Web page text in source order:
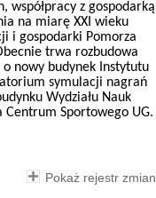
współpracy z gospodarką
na miarę XXI wieku
i gospodarki Pomorza
trwa rozbudowa
nowy budynek Instytutu
symulacji nagrań
Wydziału Nauk
Centrum Sportowego UG.
Pokaż rejestr zmian